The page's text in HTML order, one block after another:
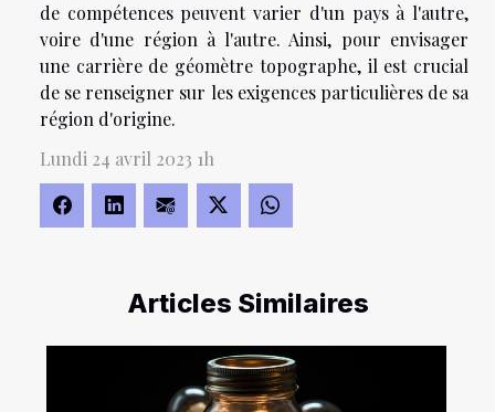
Articles Similaires
de compétences peuvent varier d'un pays à l'autre,
voire d'une région à l'autre. Ainsi, pour envisager
une carrière de géomètre topographe, il est crucial
de se renseigner sur les exigences particulières de sa
région d'origine.
Lundi 24 avril 2023 1h